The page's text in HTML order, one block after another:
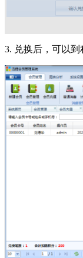
3. 兑换后，可以到